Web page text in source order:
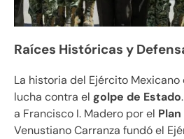
Raíces Históricas y
La historia del Ejército
lucha contra el golpe de Estado
a Francisco I. Madero por el
Venustiano Carranza fundó el